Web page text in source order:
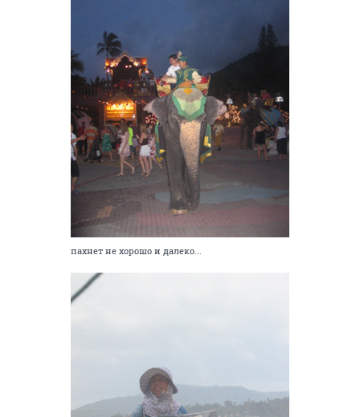
пахнет не хорошо и далеко...